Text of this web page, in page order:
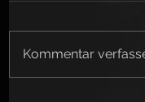
Kommentar